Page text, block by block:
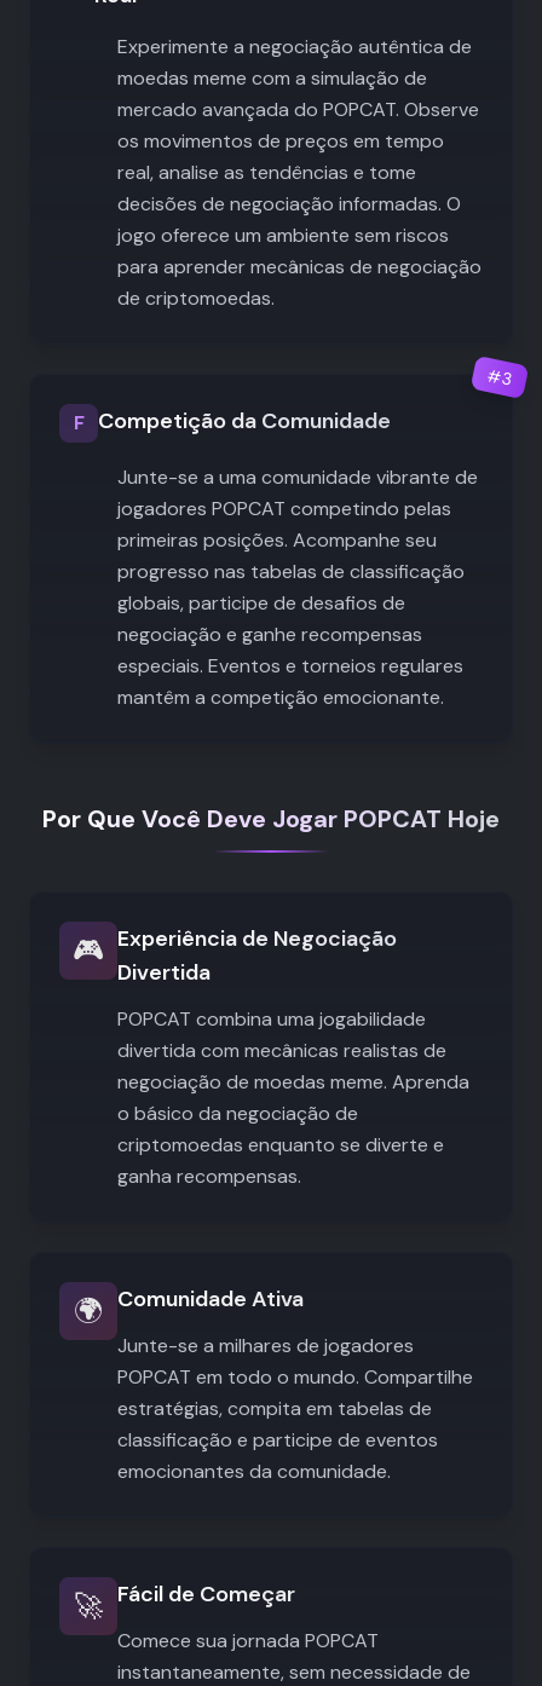
Experimente a negociação autêntica de
moedas meme com a simulação de
mercado avançada do POPCAT. Observe
os movimentos de preços em tempo
real, analise as tendências e tome
decisões de negociação informadas. O
jogo oferece um ambiente sem riscos
para aprender mecânicas de negociação
de criptomoedas.
#3
F Competição da Comunidade
Junte-se a uma comunidade vibrante de
jogadores POPCAT competindo pelas
primeiras posições. Acompanhe seu
progresso nas tabelas de classificação
globais, participe de desafios de
negociação e ganhe recompensas
especiais. Eventos e torneios regulares
mantêm a competição emocionante.
Por Que Você Deve Jogar POPCAT Hoje
🎮 Experiência de Negociação
Divertida
POPCAT combina uma jogabilidade
divertida com mecânicas realistas de
negociação de moedas meme. Aprenda
o básico da negociação de
criptomoedas enquanto se diverte e
ganha recompensas.
🌍 Comunidade Ativa
Junte-se a milhares de jogadores
POPCAT em todo o mundo. Compartilhe
estratégias, compita em tabelas de
classificação e participe de eventos
emocionantes da comunidade.
🚀 Fácil de Começar
Comece sua jornada POPCAT
instantaneamente, sem necessidade de